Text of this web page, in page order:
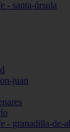
- santa-úrsula
juan
- granadilla-de-